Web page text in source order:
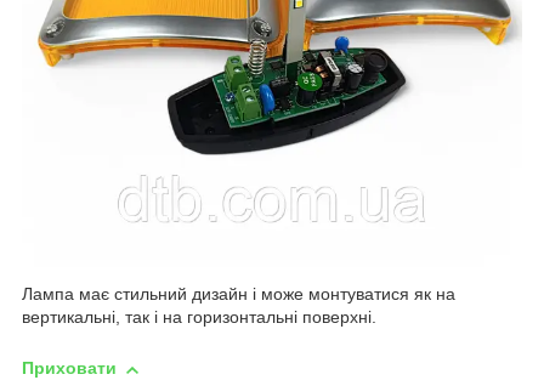
Лампа має стильний дизайн і може монтуватися як на
вертикальні, так і на горизонтальні поверхні.
Приховати